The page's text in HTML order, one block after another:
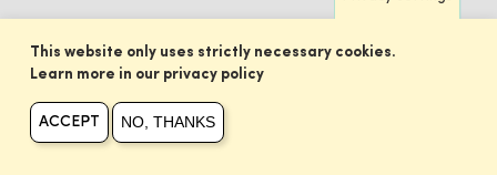
This website only uses strictly necessary cookies.
Learn more in our privacy policy
ACCEPT NO, THANKS